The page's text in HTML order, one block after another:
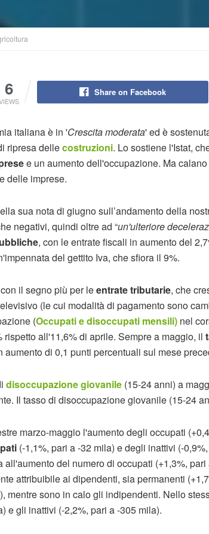
6 Share on Facebook
italiana è in 'Crescita moderata' ed è
ripresa dellecostruzioni. Lo sostiene l'Istat,
e un aumento dell'occupazione. Ma
delle imprese.
sua nota di giugno sull’andamento della
negativi, quindi oltre ad “un'ulteriore
, con le entrate fiscali in aumento del
del gettito Iva, che sfiora il 9%.
il segno più per leentrate tributarie, che
(le cui modalità di pagamento sono
(Occupati e disoccupati mensili) nel
rispetto all'11,6% di aprile. Sempre a maggio, il
aumento di 0,1 punti percentuali sul mese
disoccupazione giovanile (15-24 anni) a
Il tasso di disoccupazione giovanile (15-24
marzo-maggio l'aumento degli occupati
(-1,1%, pari a -32 mila) e degli inattivi (-
all'aumento del numero di occupati (+1,3%,
attribuibile ai dipendenti, sia permanenti
mentre sono in calo gli indipendenti. Nello
e gli inattivi (-2,2%, pari a -305 mila).